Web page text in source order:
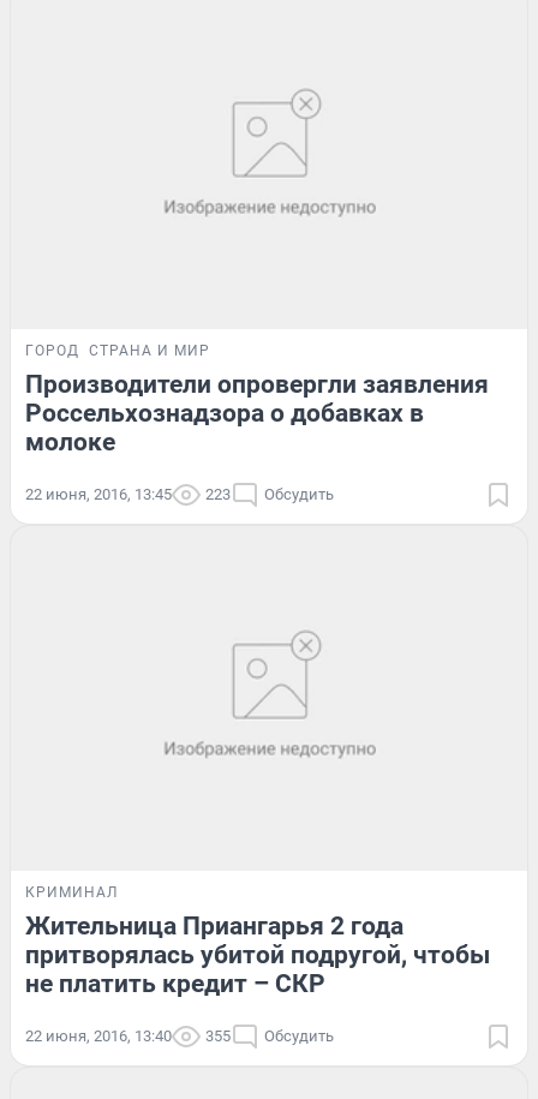
ГОРОД СТРАНА И МИР
Производители опровергли заявления
Россельхознадзора о добавках в
молоке
22 июня, 2016, 13:45 223 Обсудить
КРИМИНАЛ
Жительница Приангарья 2 года
притворялась убитой подругой, чтобы
не платить кредит – СКР
22 июня, 2016, 13:40 355 Обсудить